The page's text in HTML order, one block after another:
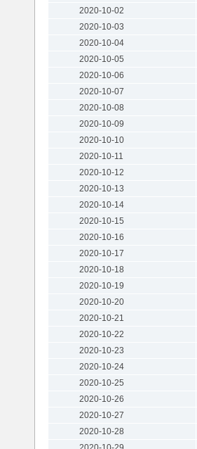
2020-10-02
2020-10-03
2020-10-04
2020-10-05
2020-10-06
2020-10-07
2020-10-08
2020-10-09
2020-10-10
2020-10-11
2020-10-12
2020-10-13
2020-10-14
2020-10-15
2020-10-16
2020-10-17
2020-10-18
2020-10-19
2020-10-20
2020-10-21
2020-10-22
2020-10-23
2020-10-24
2020-10-25
2020-10-26
2020-10-27
2020-10-28